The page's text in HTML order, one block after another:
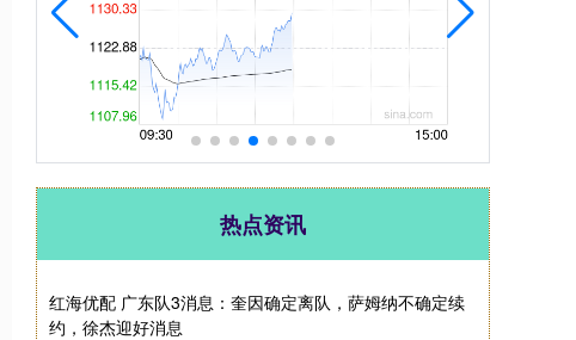
热点资讯
红海优配 广东队3消息：奎因确定离队，萨姆纳不确定续
约，徐杰迎好消息